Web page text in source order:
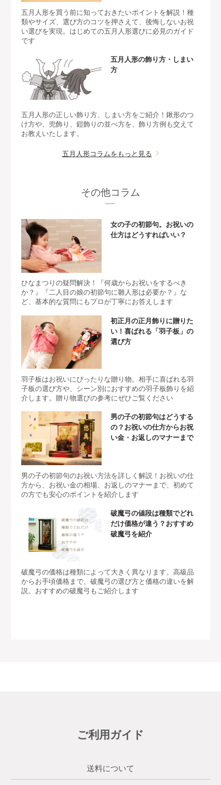
五月人形を買う前に知っておきたいポイントを解説！種
類やサイズ、選び方のコツを押さえて、後悔しないお祝
い選びを実現。はじめての五月人形選びに必見のガイド
です
五月人形の飾り方・しまい
方
五月人形の正しい飾り方、しまい方をご紹介！鍬形のつ
け方や、兜飾り、鎧飾りの並べ方を、飾り方例も交えて
お教えいたします。
五月人形コラムをもっと見る
その他コラム
女の子の初節句。お祝いの
仕方はどうすればいい？
ひなまつりの疑問解決！『何歳からお祝いをするべき
か？』『二人目の娘の初節句に雛人形は必要か？』な
ど、基本的な質問にもプロが丁寧にお答えします
初正月の正月飾りに贈りた
い！喜ばれる「羽子板」の
選び方
羽子板はお祝いにぴったりな贈り物。相手に喜ばれる羽
子板の選び方や、シーン別におすすめの羽子板飾りを紹
介します。贈り物選びの参考にぜひご覧ください
男の子の初節句はどうする
の？お祝いの仕方からお祝
い金・お返しのマナーまで
男の子の初節句のお祝い方法を詳しく解説！お祝いの仕
方から、お祝い金の相場、お返しのマナーまで、初めて
の方でも安心のポイントを紹介します
破魔弓の値段は種類でどれ
だけ価格が違う？おすすめ
破魔弓を紹介
破魔弓の価格は種類によって大きく異なります。高級品
からお手頃価格まで、破魔弓の選び方と価格の違いを解
説。おすすめの破魔弓もご紹介します
ご利用ガイド
送料について